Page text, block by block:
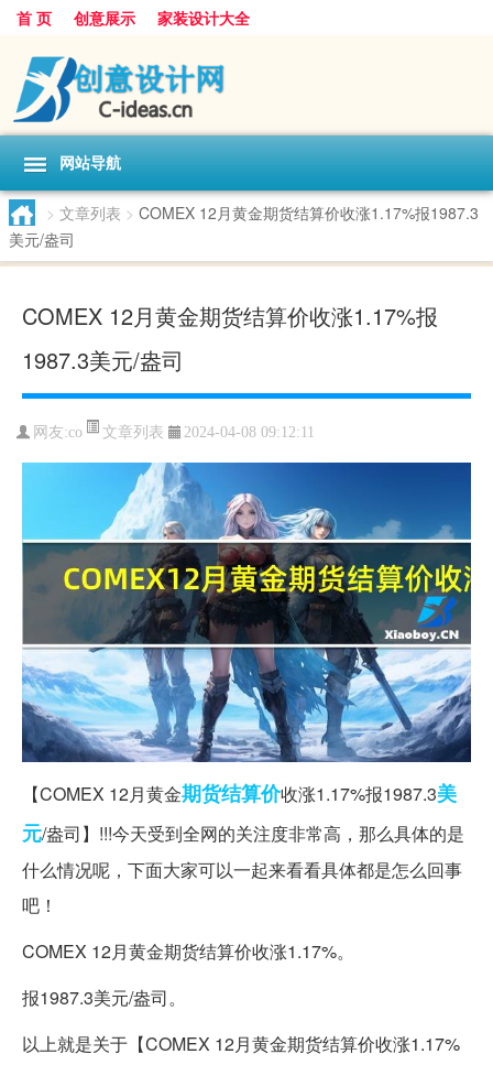
首 页 创意展示 家装设计大全
网站导航
> 文章列表 > COMEX 12月黄金期货结算价收涨1.17%报1987.3
美元/盎司
COMEX 12月黄金期货结算价收涨1.17%报
1987.3美元/盎司
网友:co 文章列表 2024-04-08 09:12:11
【COMEX 12月黄金期货结算价收涨1.17%报1987.3美
元/盎司】!!!今天受到全网的关注度非常高，那么具体的是
什么情况呢，下面大家可以一起来看看具体都是怎么回事
吧！
COMEX 12月黄金期货结算价收涨1.17%。
报1987.3美元/盎司。
以上就是关于【COMEX 12月黄金期货结算价收涨1.17%